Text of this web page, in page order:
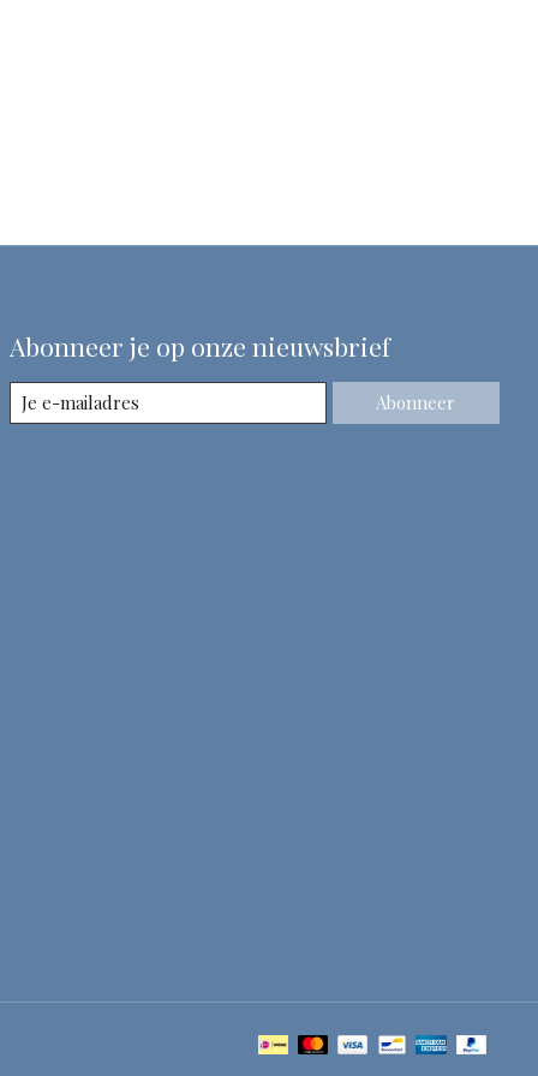
Abonneer je op onze nieuwsbrief
Abonneer